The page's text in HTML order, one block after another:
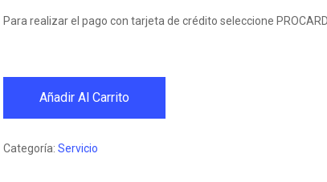
Para realizar el pago con tarjeta de crédito seleccione
Añadir Al Carrito
Categoría: Servicio